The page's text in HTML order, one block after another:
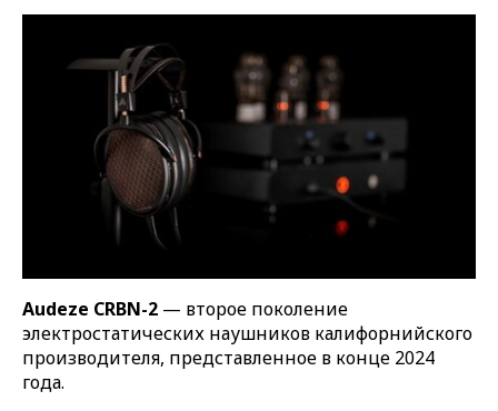
Audeze CRBN-2 — второе поколение
электростатических наушников калифорнийского
производителя, представленное в конце 2024
года.